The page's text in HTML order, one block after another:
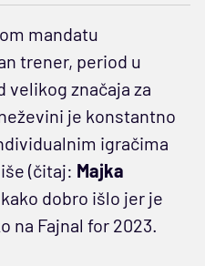
mandatu
trener, period u
velikog značaja za
je konstantno
igračima
(čitaj: Majka
dobro išlo jer je
na Fajnal for 2023.